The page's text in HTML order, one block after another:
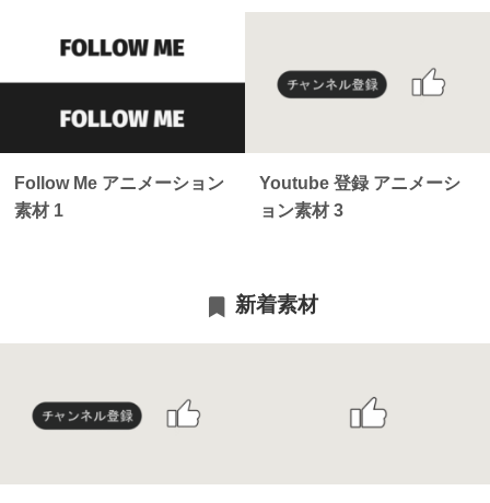
Follow Me アニメーション
素材 1
Youtube 登録 アニメーシ
ョン素材 3
新着素材